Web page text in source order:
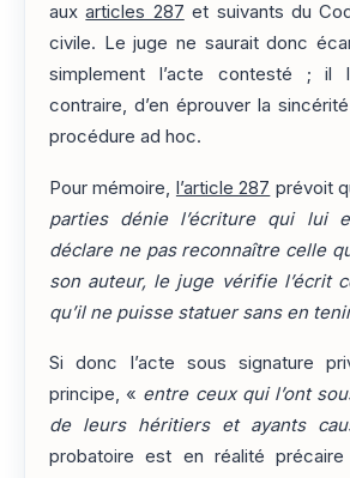
auxarticles 287 et suivants du
civile. Le juge ne saurait donc
simplement l’acte contesté ; il
contraire, d’en éprouver la
procédure ad hoc.
Pour mémoire, l’article 287 prévoit
parties dénie l’écriture qui lui
déclare ne pas reconnaître celle
son auteur, le juge vérifie l’écrit
qu’il ne puisse statuer sans en
Si donc l’acte sous signature
principe, « entre ceux qui l’ont
de leurs héritiers et ayants
probatoire est en réalité